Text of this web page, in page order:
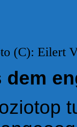
(C): Eilert
dem